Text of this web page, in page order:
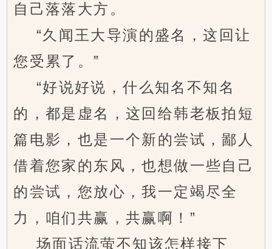
自己落落大方。
“久闻王大导演的盛名，这回让
您受累了。”
“好说好说，什么知名不知名
的，都是虚名，这回给韩老板拍短
篇电影，也是一个新的尝试，鄙人
借着您家的东风，也想做一些自己
的尝试，您放心，我一定竭尽全
力，咱们共赢，共赢啊！”
场面话流萤不知该怎样接下